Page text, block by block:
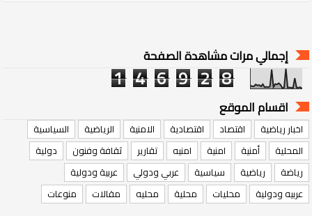
إجمالي مرات مشاهدة الصفحة
1 4 6 9 2 8
اقسام الموقع
اخبار رياضية اقتصاد اقتصادية الامنية الرياضية
السياسية
المحلية
أمنية امنية امنيه تقارير ثقافة وفنون
دولية
رياضة
رياضية سياسية عربي ودولي
عربية ودولية
عربيه ودولية
محليات محلية محليه مقالات منوعات